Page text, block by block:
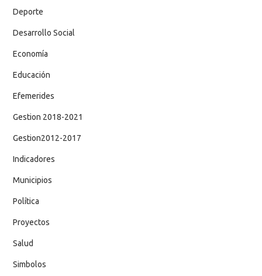
Deporte
Desarrollo Social
Economía
Educación
Efemerides
Gestion 2018-2021
Gestion2012-2017
Indicadores
Municipios
Política
Proyectos
Salud
Simbolos